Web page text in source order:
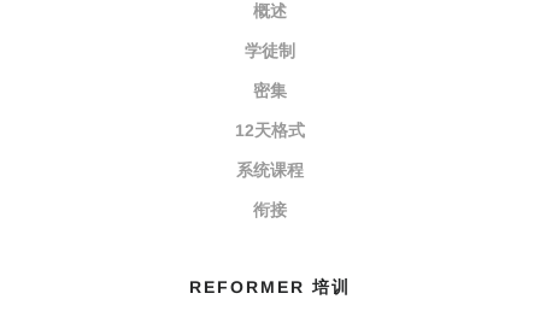
概述
学徒制
密集
12天格式
系统课程
衔接
REFORMER 培训